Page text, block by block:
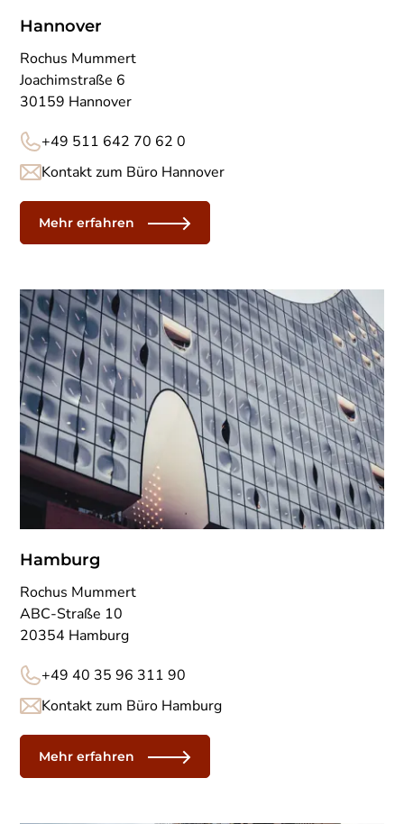
Hannover
Rochus Mummert
Joachimstraße 6
30159 Hannover
+49 511 642 70 62 0
Kontakt zum Büro Hannover
Mehr erfahren
Hamburg
Rochus Mummert
ABC-Straße 10
20354 Hamburg
+49 40 35 96 311 90
Kontakt zum Büro Hamburg
Mehr erfahren